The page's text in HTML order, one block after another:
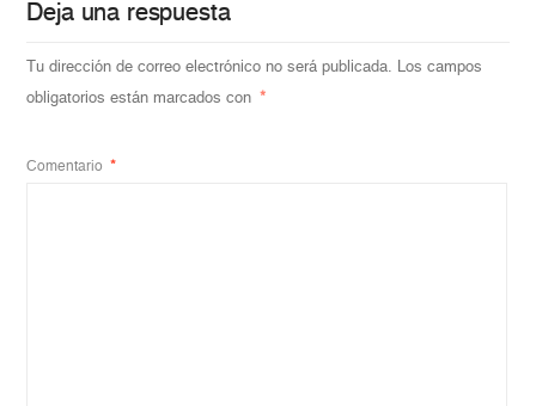
Deja una respuesta
Tu dirección de correo electrónico no será publicada. Los campos
obligatorios están marcados con *
Comentario *